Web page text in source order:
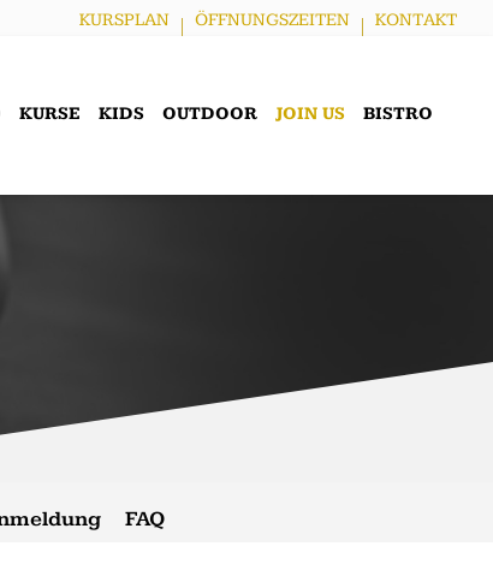
KURSPLAN ÖFFNUNGSZEITEN KONTAKT
KURSE KIDS OUTDOOR JOIN US BISTRO
FAQ